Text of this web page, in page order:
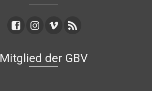
Mitglied der GBV